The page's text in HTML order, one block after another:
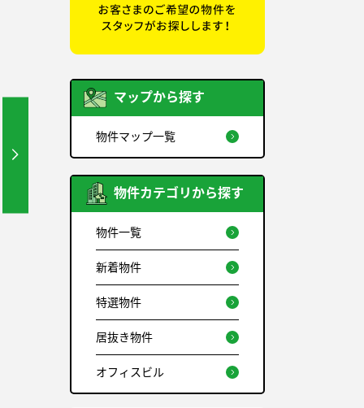
マップから探す
物件マップ一覧
物件カテゴリから探す
物件一覧
新着物件
特選物件
居抜き物件
オフィスビル